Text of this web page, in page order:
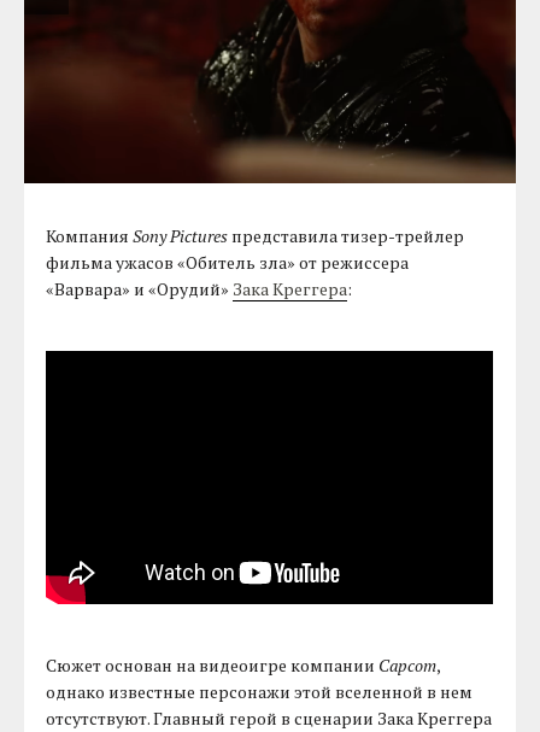
КомпанияSony Pictures представила тизер-трейлер
фильма ужасов «Обитель зла» от режиссера
«Варвара» и «Орудий» Зака Креггера:
Сюжет основан на видеоигре компании Capcom,
однако известные персонажи этой вселенной в нем
отсутствуют. Главный герой в сценарии Зака Креггера